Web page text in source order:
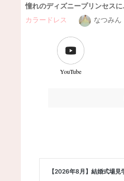
憧れのディズニープリンセス
カラードレス なつみん
YouTube